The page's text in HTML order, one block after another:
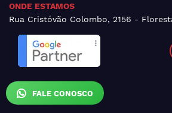
FALE CONOSCO
ONDE ESTAMOS
Rua Cristóvão Colombo, 2156 -